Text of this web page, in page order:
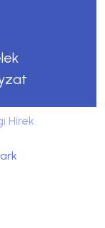
Hírek